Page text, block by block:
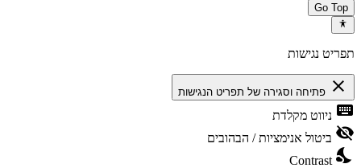
Go Top
תפריט נגישות
close פתיחה וסגירה של תפריט הנגישות
keyboard ניווט מקלדת
visibility_off ביטול אנימציות / הבהובים
nights_stay
Contrast